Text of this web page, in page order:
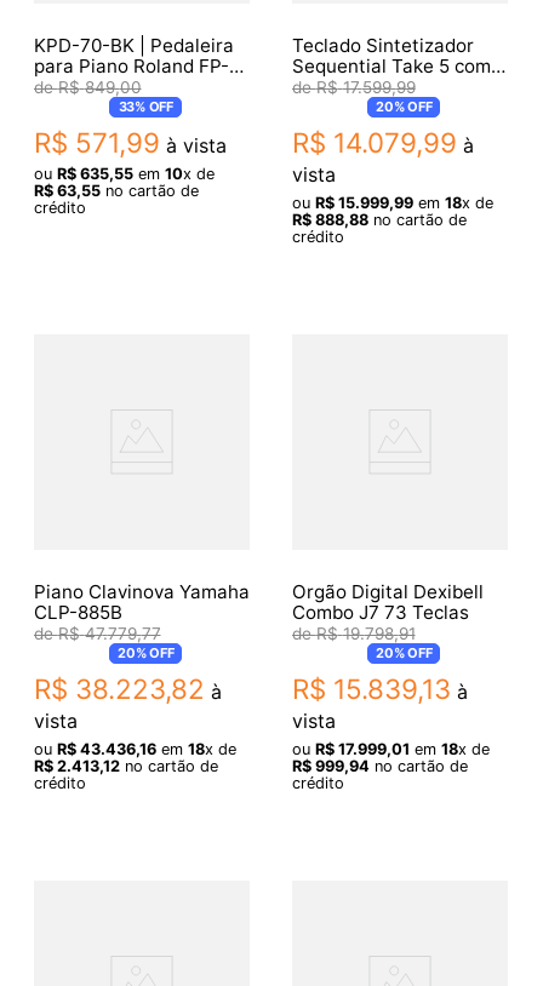
KPD-70-BK | Pedaleira
para Piano Roland FP-
30 e FP-30X
R$ 849,00
33%OFF
R$ 571,99 à vista
ou R$ 635,55em 10x de
R$ 63,55no cartão de
crédito
Teclado Sintetizador
Sequential Take 5 com
44 Teclas
R$ 17.599,99
20%OFF
R$ 14.079,99 à
vista
ou R$ 15.999,99em 18x de
R$ 888,88no cartão de
crédito
Piano Clavinova Yamaha
CLP-885B
R$ 47.779,77
20%OFF
R$ 38.223,82 à
vista
ou R$ 43.436,16em 18x de
R$ 2.413,12no cartão de
crédito
Orgão Digital Dexibell
Combo J7 73 Teclas
R$ 19.798,91
20%OFF
R$ 15.839,13 à
vista
ou R$ 17.999,01 em 18x de
R$ 999,94no cartão de
crédito